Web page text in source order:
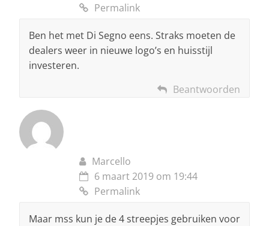
Permalink
Ben het met Di Segno eens. Straks moeten de
dealers weer in nieuwe logo’s en huisstijl
investeren.
Beantwoorden
Marcello
6 maart 2019 om 19:44
Permalink
Maar mss kun je de 4 streepjes gebruiken voor